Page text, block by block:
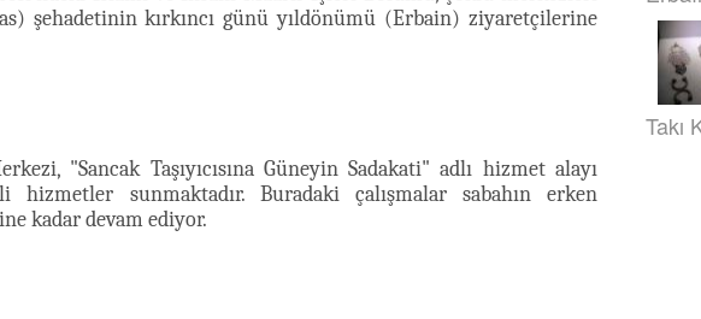
şehadetinin kırkıncı günü yıldönümü (Erbain) ziyaretçilerine
"Sancak Taşıyıcısına Güneyin Sadakati" adlı hizmet alayı
hizmetler sunmaktadır. Buradaki çalışmalar sabahın erken
kadar devam ediyor.
Takı